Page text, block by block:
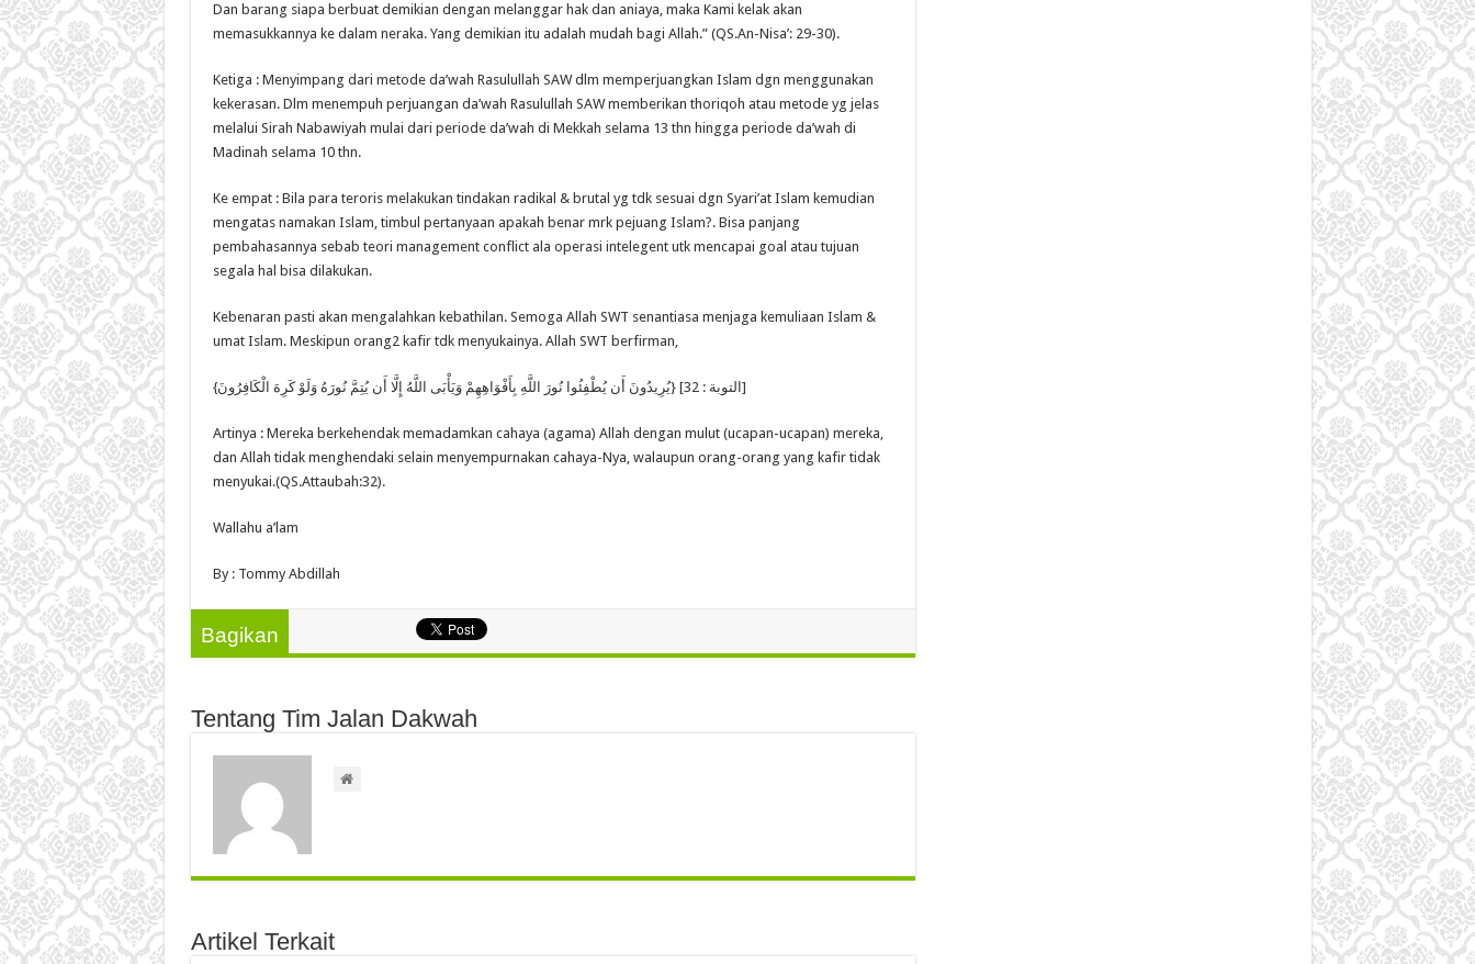
Dan barang siapa berbuat demikian dengan melanggar hak dan aniaya, maka Kami kelak akan
memasukkannya ke dalam neraka. Yang demikian itu adalah mudah bagi Allah.” (QS.An-Nisa’: 29-30).
Ketiga : Menyimpang dari metode da’wah Rasulullah SAW dlm memperjuangkan Islam dgn menggunakan
kekerasan. Dlm menempuh perjuangan da’wah Rasulullah SAW memberikan thoriqoh atau metode yg jelas
melalui Sirah Nabawiyah mulai dari periode da’wah di Mekkah selama 13 thn hingga periode da’wah di
Madinah selama 10 thn.
Ke empat : Bila para teroris melakukan tindakan radikal & brutal yg tdk sesuai dgn Syari’at Islam kemudian
mengatas namakan Islam, timbul pertanyaan apakah benar mrk pejuang Islam?. Bisa panjang
pembahasannya sebab teori management conflict ala operasi intelegent utk mencapai goal atau tujuan
segala hal bisa dilakukan.
Kebenaran pasti akan mengalahkan kebathilan. Semoga Allah SWT senantiasa menjaga kemuliaan Islam &
umat Islam. Meskipun orang2 kafir tdk menyukainya. Allah SWT berfirman,
{يُرِيدُونَ أَن يُطْفِئُوا نُورَ اللَّهِ بِأَفْوَاهِهِمْ وَيَأْبَى اللَّهُ إِلَّا أَن يُتِمَّ نُورَهُ وَلَوْ كَرِهَ الْكَافِرُونَ} [التوبة : 32]
Artinya : Mereka berkehendak memadamkan cahaya (agama) Allah dengan mulut (ucapan-ucapan) mereka,
dan Allah tidak menghendaki selain menyempurnakan cahaya-Nya, walaupun orang-orang yang kafir tidak
menyukai.(QS.Attaubah:32).
Wallahu a’lam
By : Tommy Abdillah
Bagikan
Tentang Tim Jalan Dakwah
Artikel Terkait